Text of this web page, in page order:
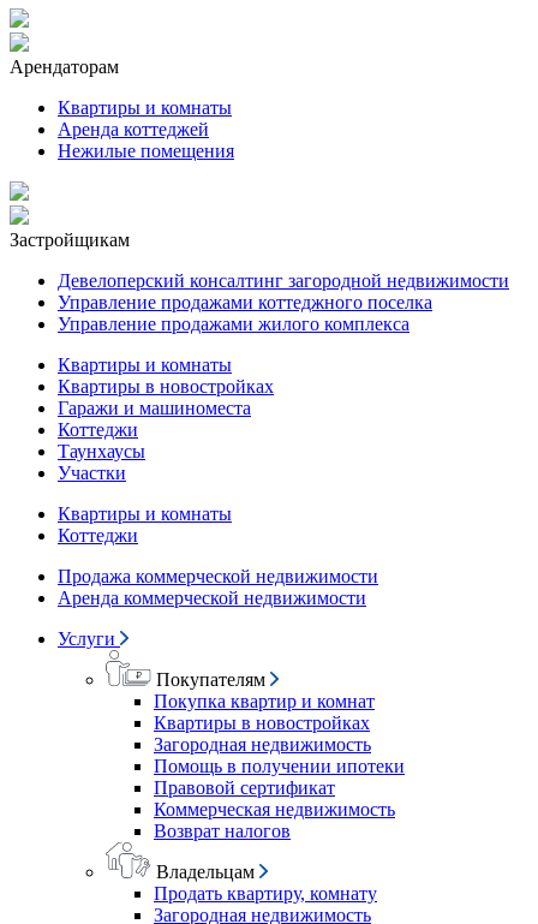
Арендаторам
Квартиры и комнаты
Аренда коттеджей
Нежилые помещения
Застройщикам
Девелоперский консалтинг загородной недвижимости
Управление продажами коттеджного поселка
Управление продажами жилого комплекса
Квартиры и комнаты
Квартиры в новостройках
Гаражи и машиноместа
Коттеджи
Таунхаусы
Участки
Квартиры и комнаты
Коттеджи
Продажа коммерческой недвижимости
Аренда коммерческой недвижимости
Услуги
Покупателям
Покупка квартир и комнат
Квартиры в новостройках
Загородная недвижимость
Помощь в получении ипотеки
Правовой сертификат
Коммерческая недвижимость
Возврат налогов
Владельцам
Продать квартиру, комнату
Загородная недвижимость